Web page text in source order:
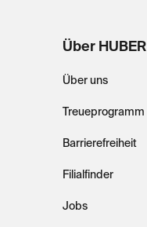
Über HUBER
Über uns
Treueprogramm
Barrierefreiheit
Filialfinder
Jobs